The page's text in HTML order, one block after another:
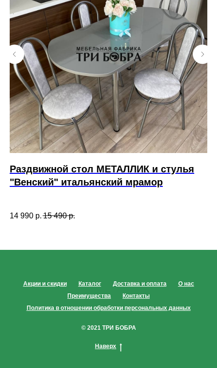
Раздвижной стол МЕТАЛЛИК и стулья
"Венский" итальянский мрамор
14 990 р. 15 490 р.
Акции и скидки Каталог Доставка и оплата
О нас
Преимущества
Контакты
Политика в отношении обработки персональных данных
© 2021 ТРИ БОБРА
Наверх